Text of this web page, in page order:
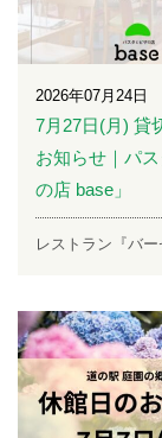
2026年07月24日
7月27日(月) 貸
お知らせ｜パ
の店 base」
レストラン『バー